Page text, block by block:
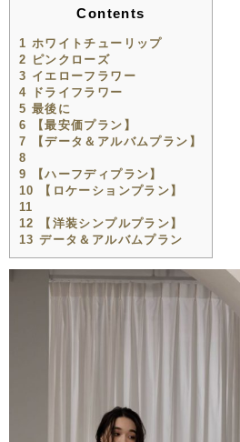
Contents
1 ホワイトチューリップ
2 ピンクローズ
3 イエローフラワー
4 ドライフラワー
5 最後に
6 【最安価プラン】
7 【データ＆アルバムプラン】
8
9 【ハーフディプラン】
10
【ロケーションプラン】
11
12
【洋装シンプルプラン】
13 データ＆アルバムプラン